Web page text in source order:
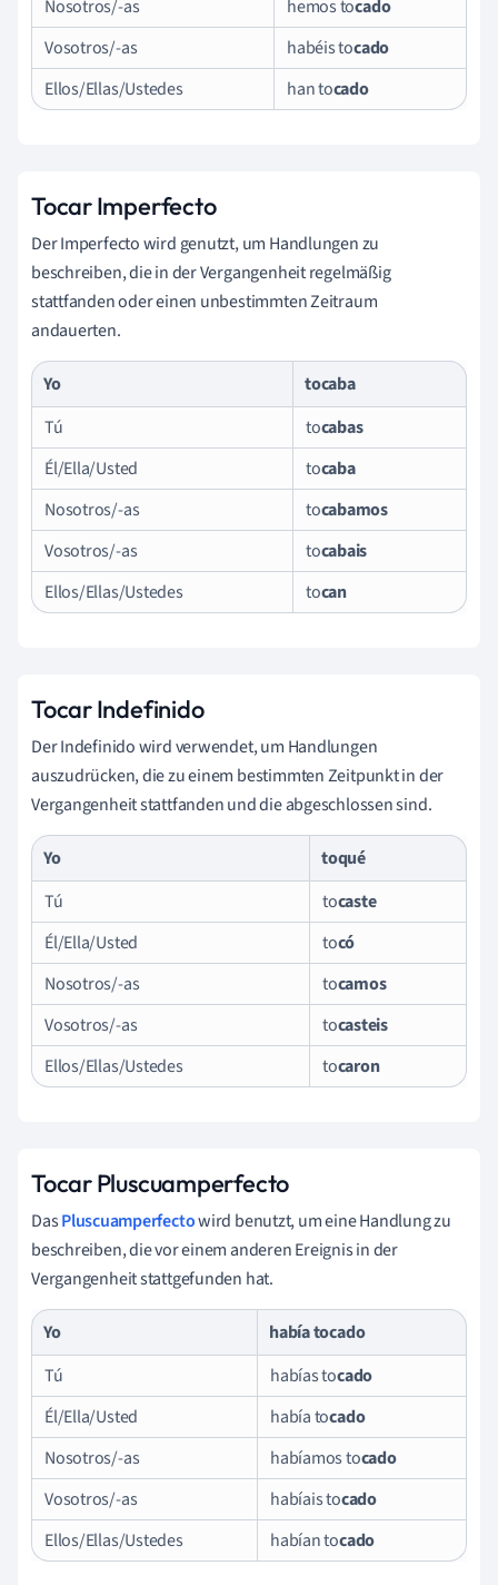
Nosotros/-as
hemos tocado
Vosotros/-as
habéis tocado
Ellos/Ellas/Ustedes
han tocado
Tocar Imperfecto
Der Imperfecto wird genutzt, um Handlungen zu
beschreiben, die in der Vergangenheit regelmäßig
stattfanden oder einen unbestimmten Zeitraum
andauerten.
Yo tocaba
Tú
tocabas
Él/Ella/Usted
tocaba
Nosotros/-as
tocabamos
Vosotros/-as
tocabais
Ellos/Ellas/Ustedes
tocan
Tocar Indefinido
Der Indefinido wird verwendet, um Handlungen
auszudrücken, die zu einem bestimmten Zeitpunkt in der
Vergangenheit stattfanden und die abgeschlossen sind.
Yo toqué
Tú
tocaste
Él/Ella/Usted
tocó
Nosotros/-as
tocamos
Vosotros/-as
tocasteis
Ellos/Ellas/Ustedes
tocaron
Tocar Pluscuamperfecto
DasPluscuamperfectowird benutzt, um eine Handlung zu
beschreiben, die vor einem anderen Ereignis in der
Vergangenheit stattgefunden hat.
Yo había tocado
Tú
habías tocado
Él/Ella/Usted
había tocado
Nosotros/-as
habíamos tocado
Vosotros/-as
habíais tocado
Ellos/Ellas/Ustedes
habían tocado